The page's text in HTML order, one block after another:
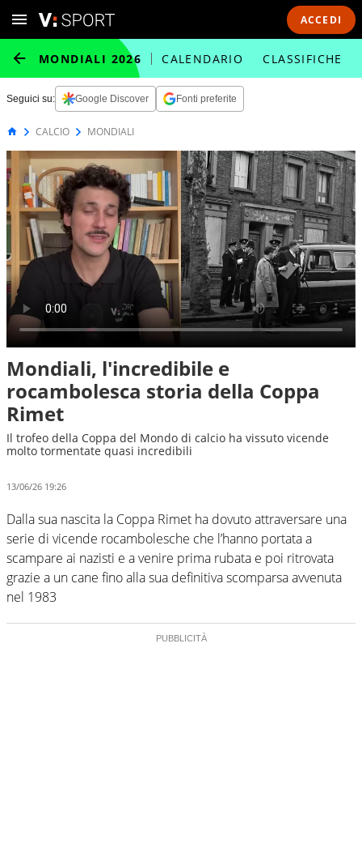
ACCEDI
MONDIALI 2026 CALENDARIO CLASSIFICHE
Seguici su: Google Discover Fonti preferite
CALCIO MONDIALI
Mondiali, l'incredibile e
rocambolesca storia della Coppa
Rimet
Il trofeo della Coppa del Mondo di calcio ha vissuto vicende
molto tormentate quasi incredibili
13/06/26 19:26
Dalla sua nascita la Coppa Rimet ha dovuto attraversare una
serie di vicende rocambolesche che l’hanno portata a
scampare ai nazisti e a venire prima rubata e poi ritrovata
grazie a un cane fino alla sua definitiva scomparsa avvenuta
nel 1983